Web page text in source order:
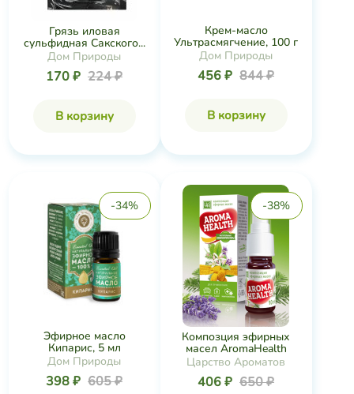
Грязь иловая
сульфидная Сакского...
Дом Природы
170 ₽ 224 ₽
В корзину
Крем-масло
Ультрасмягчение, 100 г
Дом Природы
456 ₽ 844 ₽
В корзину
-34%
Эфирное масло
Кипарис, 5 мл
Дом Природы
398 ₽ 605 ₽
-38%
Композция эфирных
масел AromaHealth
Царство Ароматов
406 ₽ 650 ₽